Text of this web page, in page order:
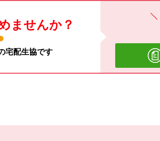
ませんか？
宅配生協です